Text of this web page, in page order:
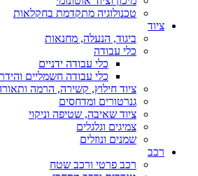
טכנולוגיה מתקדמת בחקלאות
ציוד
ביגוד, הנעלה, מחנאות
כלי עבודה
כלי עבודה ידניים
כלי עבודה חשמליים
ציוד חילוץ, קשירה, הרמה
גנרטורים ומדחסים
ציוד שאיבה, שטיפה וניקוי
צמיגים וגלגלים
שמנים ונוזלים
רכב
רכב פרטי ורכב שטח